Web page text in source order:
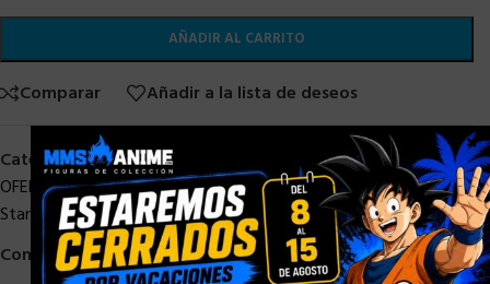
AÑADIR AL CARRITO
Comparar Añadir a la lista de deseos
Categorías:HASBRO,HASBRO STAR WARS,HASBRO STOCK,
OFERTAS,STAR WARS,STOCK/DISPONIBLE, Vintage Collection
Star Wars
Compartir:
×